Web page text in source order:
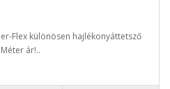
Flex különösen hajlékonyáttetsző
ár!..